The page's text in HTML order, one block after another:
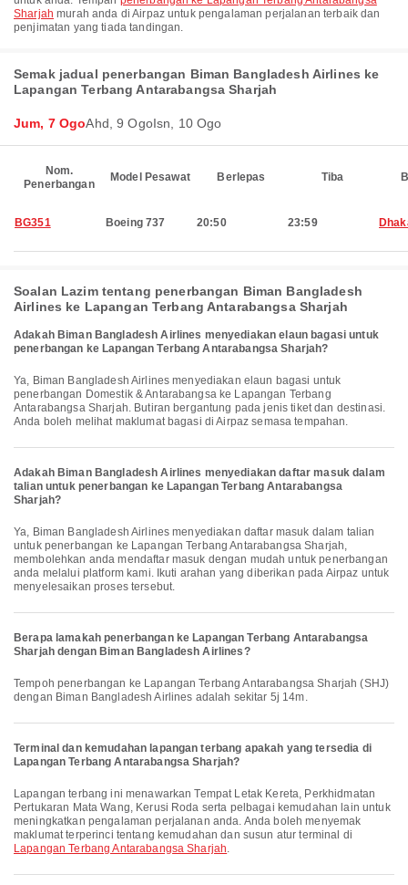
Sharjah murah anda di Airpaz untuk pengalaman perjalanan terbaik dan
penjimatan yang tiada tandingan.
Semak jadual penerbangan Biman Bangladesh Airlines ke
Lapangan Terbang Antarabangsa Sharjah
Jum, 7 OgoAhd, 9 OgoIsn, 10 Ogo
Nom.
Penerbangan
Model Pesawat Berlepas Tiba
BG351 Boeing 737 20:50 23:59
Soalan Lazim tentang penerbangan Biman Bangladesh
Airlines ke Lapangan Terbang Antarabangsa Sharjah
Adakah Biman Bangladesh Airlines menyediakan elaun bagasi untuk
penerbangan ke Lapangan Terbang Antarabangsa Sharjah?
Ya, Biman Bangladesh Airlines menyediakan elaun bagasi untuk
penerbangan Domestik & Antarabangsa ke Lapangan Terbang
Antarabangsa Sharjah. Butiran bergantung pada jenis tiket dan destinasi.
Anda boleh melihat maklumat bagasi di Airpaz semasa tempahan.
Adakah Biman Bangladesh Airlines menyediakan daftar masuk dalam
talian untuk penerbangan ke Lapangan Terbang Antarabangsa
Sharjah?
Ya, Biman Bangladesh Airlines menyediakan daftar masuk dalam talian
untuk penerbangan ke Lapangan Terbang Antarabangsa Sharjah,
membolehkan anda mendaftar masuk dengan mudah untuk penerbangan
anda melalui platform kami. Ikuti arahan yang diberikan pada Airpaz untuk
menyelesaikan proses tersebut.
Berapa lamakah penerbangan ke Lapangan Terbang Antarabangsa
Sharjah dengan Biman Bangladesh Airlines?
Tempoh penerbangan ke Lapangan Terbang Antarabangsa Sharjah (SHJ)
dengan Biman Bangladesh Airlines adalah sekitar 5j 14m.
Terminal dan kemudahan lapangan terbang apakah yang tersedia di
Lapangan Terbang Antarabangsa Sharjah?
Lapangan terbang ini menawarkan Tempat Letak Kereta, Perkhidmatan
Pertukaran Mata Wang, Kerusi Roda serta pelbagai kemudahan lain untuk
meningkatkan pengalaman perjalanan anda. Anda boleh menyemak
maklumat terperinci tentang kemudahan dan susun atur terminal di
Lapangan Terbang Antarabangsa Sharjah.